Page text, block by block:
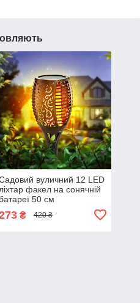
вуличний 12 LED
ліхтар факел на сонячній
50 см
водонепроникний ліхтар з
полум'я, діаметр
₴ 420 ₴